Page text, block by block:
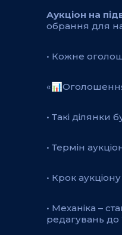
Аукціон на
обрання для
• Кожне
• Такі
• Термін
• Крок
• Механіка –
редагувань до